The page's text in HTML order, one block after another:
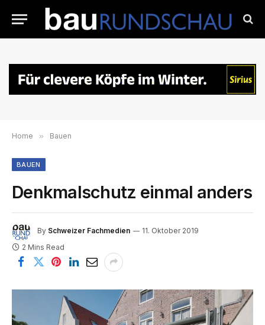
Home » Bauen
BAUEN
Denkmalschutz einmal anders
By Schweizer Fachmedien
11. Oktober 2019
2 Mins Read